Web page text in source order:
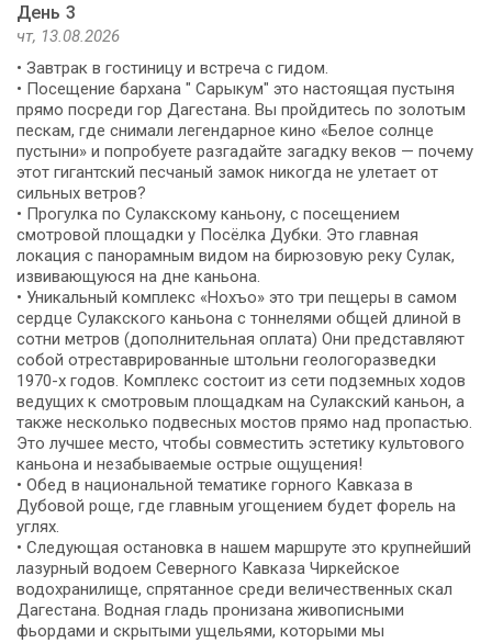
День 3
чт, 13.08.2026
• Завтрак в гостиницу и встреча с гидом.
• Посещение бархана " Сарыкум" это настоящая пустыня
прямо посреди гор Дагестана. Вы пройдитесь по золотым
пескам, где снимали легендарное кино «Белое солнце
пустыни» и попробуете разгадайте загадку веков — почему
этот гигантский песчаный замок никогда не улетает от
сильных ветров?
• Прогулка по Сулакскому каньону, с посещением
смотровой площадки у Посёлка Дубки. Это главная
локация с панорамным видом на бирюзовую реку Сулак,
извивающуюся на дне каньона.
• Уникальный комплекс «Нохъо» это три пещеры в самом
сердце Сулакского каньона с тоннелями общей длиной в
сотни метров (дополнительная оплата) Они представляют
собой отреставрированные штольни геологоразведки
1970-х годов. Комплекс состоит из сети подземных ходов
ведущих к смотровым площадкам на Сулакский каньон, а
также несколько подвесных мостов прямо над пропастью.
Это лучшее место, чтобы совместить эстетику культового
каньона и незабываемые острые ощущения!
• Обед в национальной тематике горного Кавказа в
Дубовой роще, где главным угощением будет форель на
углях.
• Следующая остановка в нашем маршруте это крупнейший
лазурный водоем Северного Кавказа Чиркейское
водохранилище, спрятанное среди величественных скал
Дагестана. Водная гладь пронизана живописными
фьордами и скрытыми ущельями, которыми мы